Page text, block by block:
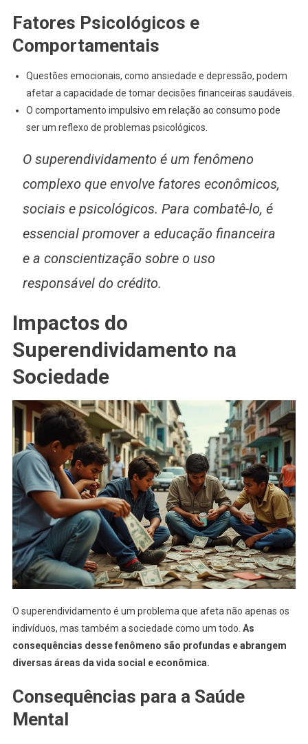
Fatores Psicológicos e
Comportamentais
Questões emocionais, como ansiedade e depressão, podem
afetar a capacidade de tomar decisões financeiras saudáveis.
O comportamento impulsivo em relação ao consumo pode
ser um reflexo de problemas psicológicos.
O superendividamento é um fenômeno
complexo que envolve fatores econômicos,
sociais e psicológicos. Para combatê-lo, é
essencial promover a educação financeira
e a conscientização sobre o uso
responsável do crédito.
Impactos do
Superendividamento na
Sociedade
O superendividamento é um problema que afeta não apenas os
indivíduos, mas também a sociedade como um todo. As
consequências desse fenômeno são profundas e abrangem
diversas áreas da vida social e econômica.
Consequências para a Saúde
Mental